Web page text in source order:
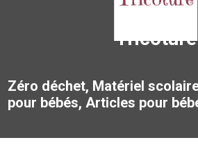
Tricoture
Zéro déchet, Matériel
pour bébés, Articles pour